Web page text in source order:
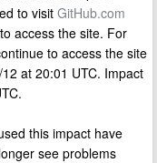
to visit GitHub.com
access the site. For
to access the site
at 20:01 UTC. Impact
this impact have
see problems